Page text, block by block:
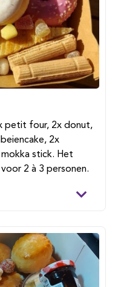
petit four, 2x donut,
2x
stick. Het
2 à 3 personen.